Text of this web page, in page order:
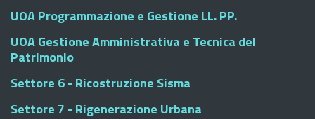
UOA Programmazione e Gestione LL. PP.
UOA Gestione Amministrativa e Tecnica del
Patrimonio
Settore 6 - Ricostruzione Sisma
Settore 7 - Rigenerazione Urbana